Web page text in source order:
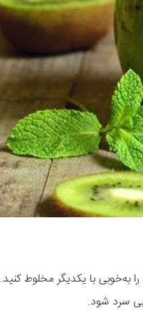
به‌خوبی با یکدیگر مخلوط کنید.
سرد شود.